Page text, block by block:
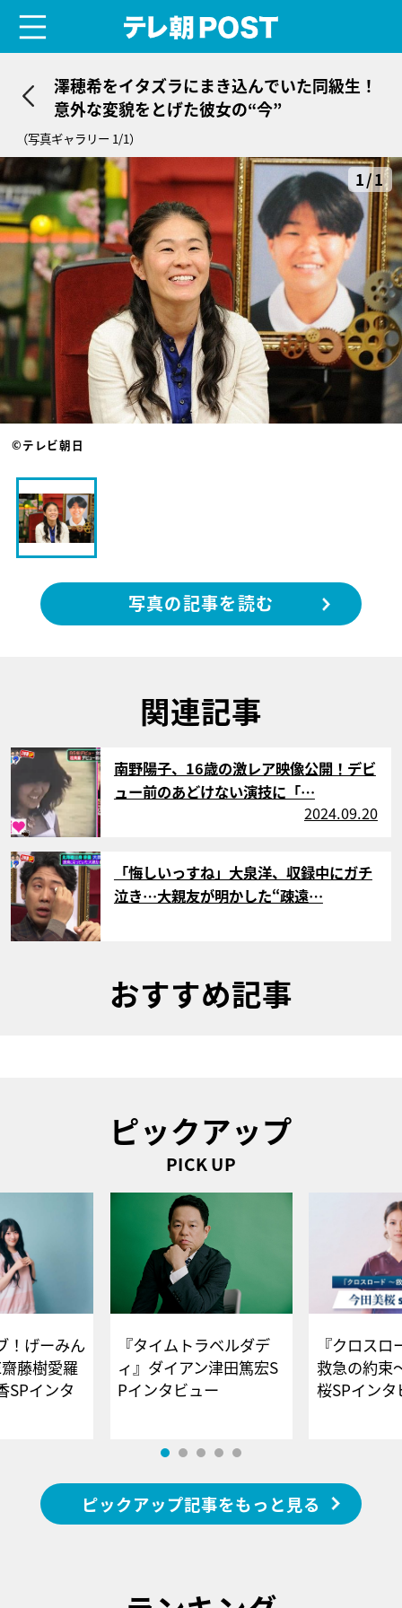
澤穂希をイタズラにまき込んでいた同級生！
意外な変貌をとげた彼女の“今”
（写真ギャラリー 1/1）
1/1
©テレビ朝日
写真の記事を読む
関連記事
サムネイル
南野陽子、16歳の激レア映像公開！デビ
ュー前のあどけない演技に「…
2024.09.20
サムネイル
「悔しいっすね」大泉洋、収録中にガチ
泣き…大親友が明かした“疎遠…
おすすめ記事
ピックアップ
PICK UP
！げーみん
藤樹愛羅
SPインタ
『タイムトラベルダデ
ィ』ダイアン津田篤宏S
Pインタビュー
『クロス
救急の約束
桜SPイ
ピックアップ記事をもっと見る